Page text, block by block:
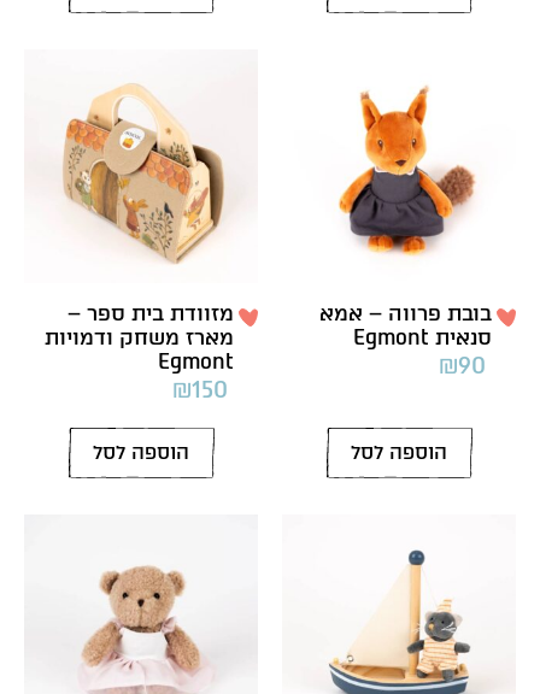
בובת פרווה – אמא
סנאית Egmont
₪90
הוספה לסל
מזוודת בית ספר –
מארז משחק ודמויות
Egmont
₪150
הוספה לסל